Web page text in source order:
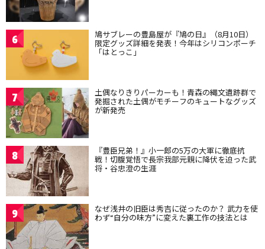
6 鳩サブレーの豊島屋が『鳩の日』（8月10日）
限定グッズ詳細を発表！今年はシリコンポーチ
「はとっこ」
7 土偶なりきりパーカーも！青森の縄文遺跡群で
発掘された土偶がモチーフのキュートなグッズ
が新発売
8 『豊臣兄弟！』小一郎の5万の大軍に徹底抗
戦！切腹覚悟で長宗我部元親に降伏を迫った武
将・谷忠澄の生涯
9 なぜ浅井の旧臣は秀吉に従ったのか？ 武力を使
わず“自分の味方”に変えた裏工作の技法とは